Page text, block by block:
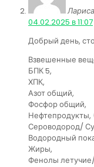
Лариса
04.02.2025 в 11:07
Добрый день,
Взвешенные
БПК 5,
ХПК,
Азот общий,
Фосфор общий,
Сероводород/
Водородный
Жиры,
Фенолы